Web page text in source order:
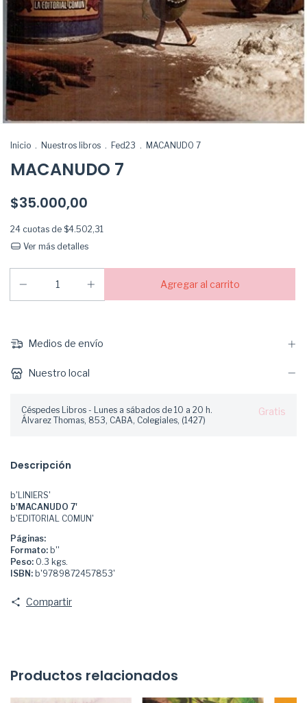
Inicio . Nuestros libros . Fed23 . MACANUDO 7
MACANUDO 7
$35.000,00
24 cuotas de $4.502,31
Ver más detalles
Medios de envío
Nuestro local
Céspedes Libros - Lunes a sábados de 10 a 20 h.
Álvarez Thomas, 853, CABA, Colegiales, (1427)
Gratis
Descripción
b'LINIERS'
b'MACANUDO 7'
b'EDITORIAL COMUN'
Páginas:
Formato: b''
Peso: 0.3 kgs.
ISBN: b'9789872457853'
Compartir
Productos relacionados